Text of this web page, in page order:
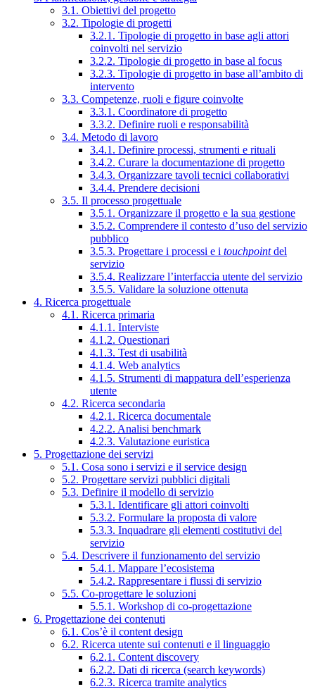
3.1. Obiettivi del progetto
3.2. Tipologie di progetti
3.2.1. Tipologie di progetto in base agli attori
coinvolti nel servizio
3.2.2. Tipologie di progetto in base al focus
3.2.3. Tipologie di progetto in base all’ambito di
intervento
3.3. Competenze, ruoli e figure coinvolte
3.3.1. Coordinatore di progetto
3.3.2. Definire ruoli e responsabilità
3.4. Metodo di lavoro
3.4.1. Definire processi, strumenti e rituali
3.4.2. Curare la documentazione di progetto
3.4.3. Organizzare tavoli tecnici collaborativi
3.4.4. Prendere decisioni
3.5. Il processo progettuale
3.5.1. Organizzare il progetto e la sua gestione
3.5.2. Comprendere il contesto d’uso del servizio
pubblico
3.5.3. Progettare i processi e i touchpointdel
servizio
3.5.4. Realizzare l’interfaccia utente del servizio
3.5.5. Validare la soluzione ottenuta
4. Ricerca progettuale
4.1. Ricerca primaria
4.1.1. Interviste
4.1.2. Questionari
4.1.3. Test di usabilità
4.1.4. Web analytics
4.1.5. Strumenti di mappatura dell’esperienza
utente
4.2. Ricerca secondaria
4.2.1. Ricerca documentale
4.2.2. Analisi benchmark
4.2.3. Valutazione euristica
5. Progettazione dei servizi
5.1. Cosa sono i servizi e il service design
5.2. Progettare servizi pubblici digitali
5.3. Definire il modello di servizio
5.3.1. Identificare gli attori coinvolti
5.3.2. Formulare la proposta di valore
5.3.3. Inquadrare gli elementi costitutivi del
servizio
5.4. Descrivere il funzionamento del servizio
5.4.1. Mappare l’ecosistema
5.4.2. Rappresentare i flussi di servizio
5.5. Co-progettare le soluzioni
5.5.1. Workshop di co-progettazione
6. Progettazione dei contenuti
6.1. Cos’è il content design
6.2. Ricerca utente sui contenuti e il linguaggio
6.2.1. Content discovery
6.2.2. Dati di ricerca (search keywords)
6.2.3. Ricerca tramite analytics